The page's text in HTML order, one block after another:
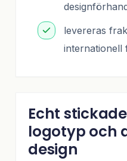
levereras
internationell
Echt
logotyp och
design